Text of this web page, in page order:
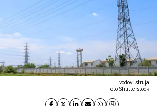
vodovi, struja
foto Shutterstock